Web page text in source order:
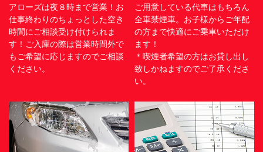
アローズは夜８時まで営業！お
仕事終わりのちょっとした空き
時間にご相談受け付けられま
す！ご入庫の際は営業時間外で
もご希望に応じますのでご相談
ください。
ご用意している代車はもちろん
全車禁煙車。お子様からご年配
の方まで快適にご乗車いただけ
ます！
＊喫煙者希望の方はお貸し出し
致しかねますのでご了承くださ
い。